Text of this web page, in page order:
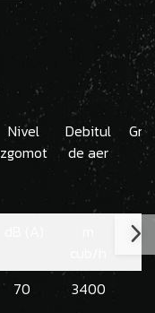
Nivel
zgomot
Debitul
de aer
70 3400